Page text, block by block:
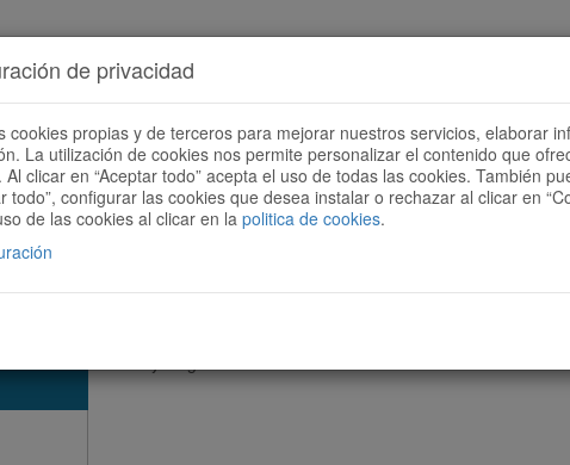
Buscador de rutas Quieres ser colaborador?
de privacidad
cookies propias y de terceros para mejorar nuestros servicios, elaborar
La utilización de cookies nos permite personalizar el contenido que
Al clicar en “Aceptar todo” acepta el uso de todas las cookies. También
todo”, configurar las cookies que desea instalar o rechazar al clicar en
de las cookies al clicar en la politica de cookies.